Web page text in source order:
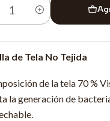
de Tela No Tejida
de la tela 70 %
la generación de